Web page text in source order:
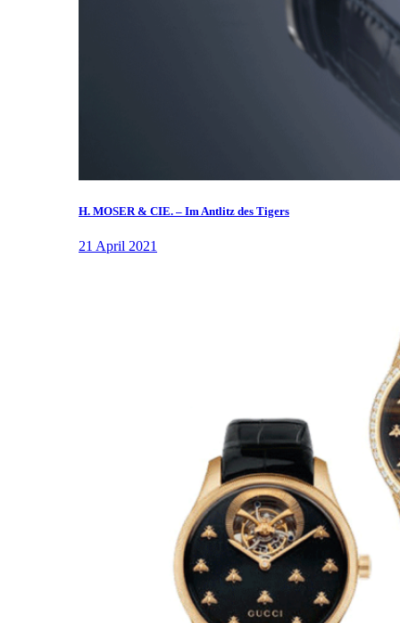
H. MOSER & CIE. – Im Antlitz des Tigers
21 April 2021